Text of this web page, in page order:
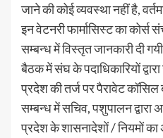
जाने की कोई व्यवस्था नहीं है,
इन वेटनरी फार्मासिस्ट का कोर्स
सम्बन्ध में विस्तृत जानकारी दी
बैठक में संघ के पदाधिकारियों
प्रदेश की तर्ज पर पैरावेट कॉसिल
सम्बन्ध में सचिव, पशुपालन द्वारा
प्रदेश के शासनादेशों / नियमों